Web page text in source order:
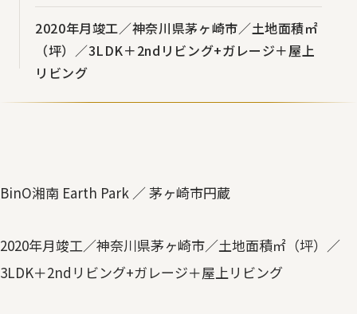
2020年月竣工／神奈川県茅ヶ崎市／土地面積㎡
（坪）／3LDK＋2ndリビング+ガレージ＋屋上
リビング
BinO湘南 Earth Park ／ 茅ヶ崎市円蔵
2020年月竣工／神奈川県茅ヶ崎市／土地面積㎡（坪）／
3LDK＋2ndリビング+ガレージ＋屋上リビング